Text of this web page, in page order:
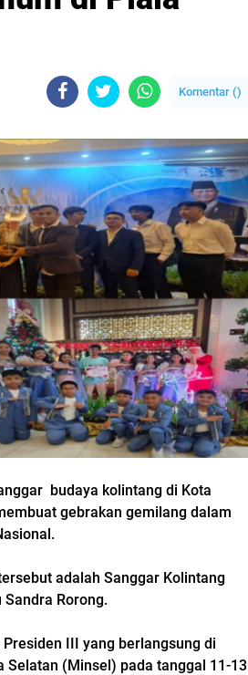
Komentar ()
budaya kolintang di Kota
gebrakan gemilang dalam
adalah Sanggar Kolintang
Rorong.
III yang berlangsung di
Selatan (Minsel) pada tanggal 11-13